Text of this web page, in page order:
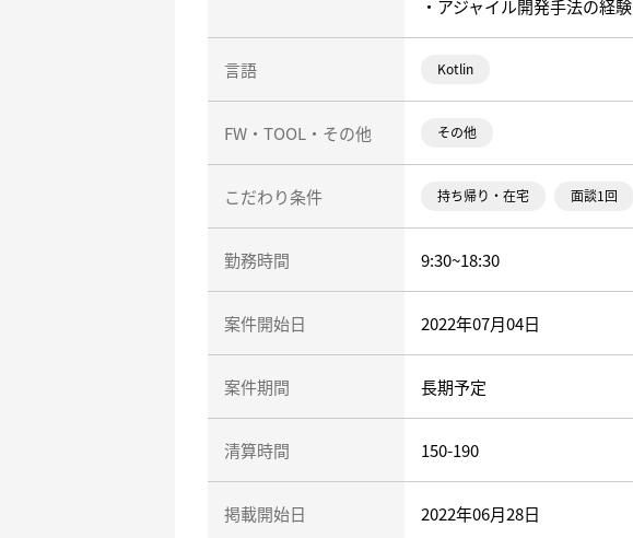
・アジャイル開発手法の経験
言語 Kotlin
FW・TOOL・その他 その他
こだわり条件 持ち帰り・在宅 面談1回
勤務時間 9:30~18:30
案件開始日 2022年07月04日
案件期間 長期予定
清算時間 150-190
掲載開始日 2022年06月28日